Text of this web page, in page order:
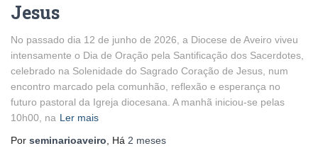
Jesus
No passado dia 12 de junho de 2026, a Diocese de Aveiro viveu
intensamente o Dia de Oração pela Santificação dos Sacerdotes,
celebrado na Solenidade do Sagrado Coração de Jesus, num
encontro marcado pela comunhão, reflexão e esperança no
futuro pastoral da Igreja diocesana. A manhã iniciou-se pelas
10h00, na Ler mais
Por seminarioaveiro , Há 2 meses